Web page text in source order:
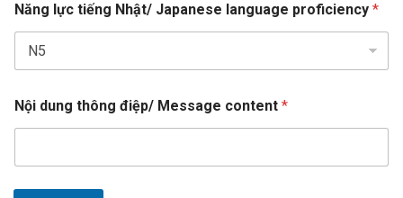
s
1
Năng lực tiếng Nhật/ Japanese language proficiency *
Nội dung thông điệp/ Message content *